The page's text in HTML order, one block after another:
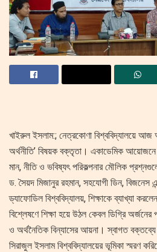
খাইরুল ইসলাম:; নেত্রকোণা বিশ্ববিদ্যালয়ে আজ
অর্থনীতি’ বিষয়ক বক্তৃতা। একাডেমিক
মান, নীতি ও ভবিষ্যৎ পরিকল্পনার মৌলিক
ড. সৈয়দ মিজানুর রহমান, সহযোগী ডিন, বিজনেস
ড্যাফোডিল বিশ্ববিদ্যালয়, শিক্ষাকে ব্যাখ্যা
বিশ্লেষণে শিক্ষা হয়ে উঠল কেবল ডিগ্রি
ও অর্থনৈতিক বিন্যাসের আয়না। স্বাগত বক্তব্যে
সিরাজুল ইসলাম বিশ্ববিদ্যালয়ের ভূমিকা স্মরণ